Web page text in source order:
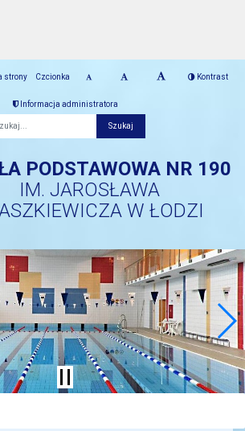
strony Czcionka Kontrast
Informacja administratora
PODSTAWOWA NR 190
IM. JAROSŁAWA
W ŁODZI